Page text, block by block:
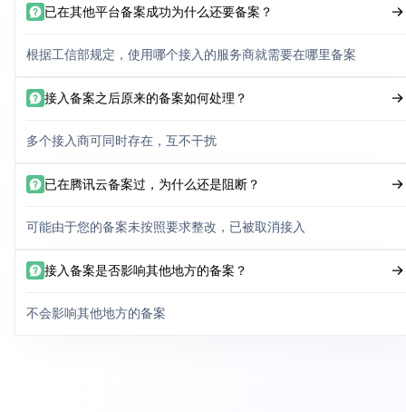
已在其他平台备案成功为什么还要备案？
根据工信部规定，使用哪个接入的服务商就需要在哪里备案
接入备案之后原来的备案如何处理？
多个接入商可同时存在，互不干扰
已在腾讯云备案过，为什么还是阻断？
可能由于您的备案未按照要求整改，已被取消接入
接入备案是否影响其他地方的备案？
不会影响其他地方的备案